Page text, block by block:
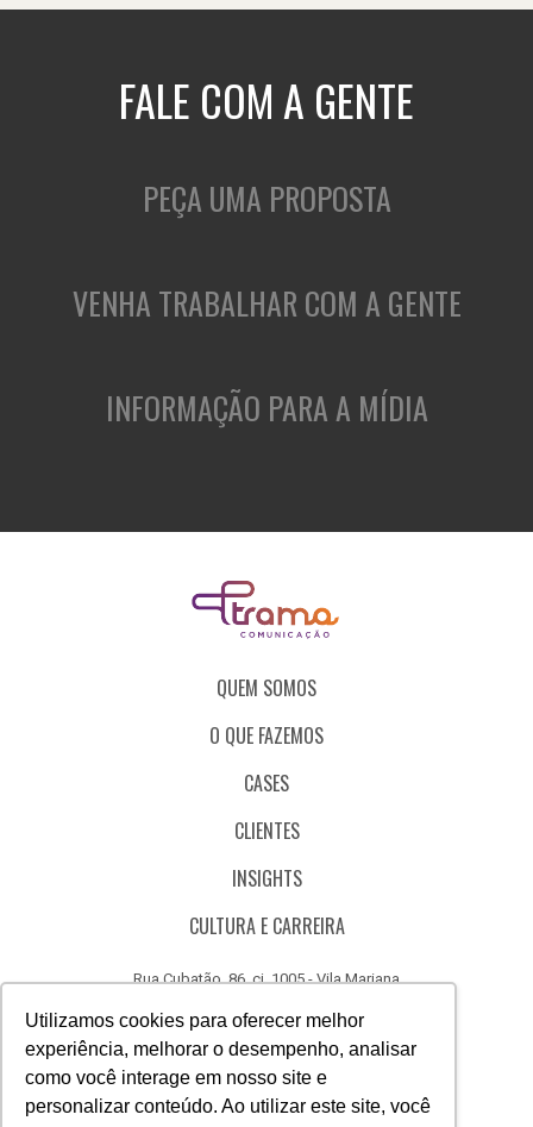
Utilizamos cookies para oferecer melhor
experiência, melhorar o desempenho, analisar
como você interage em nosso site e
personalizar conteúdo. Ao utilizar este site, você
FALE COM A GENTE
PEÇA UMA PROPOSTA
VENHA TRABALHAR COM A GENTE
INFORMAÇÃO PARA A MÍDIA
QUEM SOMOS
O QUE FAZEMOS
CASES
CLIENTES
INSIGHTS
CULTURA E CARREIRA
Rua Cubatão, 86, cj. 1005 - Vila Mariana
CÓDIGO DE ÉTICA
CANAL DE DENÚNCIAS